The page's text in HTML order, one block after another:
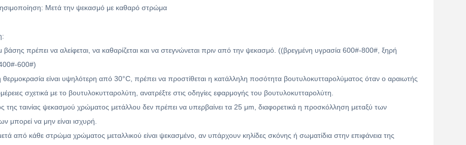
Μετά την ψεκασμό με καθαρό στρώμα
βάσης πρέπει να αλείφεται, να καθαρίζεται και να στεγνώνεται πριν από την ψεκασμό. ((βρεγμένη υγρασία 600#-800#, ξηρή
600#)
είναι υψηλότερη από 30°C, πρέπει να προστίθεται η κατάλληλη ποσότητα βουτυλοκυτταρολύματος όταν ο αραιωτής
σχετικά με το βουτυλοκυτταρολύτη, ανατρέξτε στις οδηγίες εφαρμογής του βουτυλοκυτταρολύτη.
της ταινίας ψεκασμού χρώματος μετάλλου δεν πρέπει να υπερβαίνει τα 25 μm, διαφορετικά η προσκόλληση μεταξύ των
μπορεί να μην είναι ισχυρή.
από κάθε στρώμα χρώματος μεταλλικού είναι ψεκασμένο, αν υπάρχουν κηλίδες σκόνης ή σωματίδια στην επιφάνεια της